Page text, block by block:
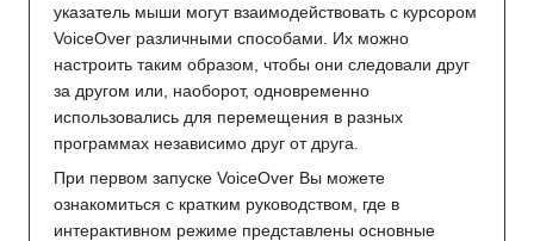
указатель мыши могут взаимодействовать с курсором
VoiceOver различными способами. Их можно
настроить таким образом, чтобы они следовали друг
за другом или, наоборот, одновременно
использовались для перемещения в разных
программах независимо друг от друга.
При первом запуске VoiceOver Вы можете
ознакомиться с кратким руководством, где в
интерактивном режиме представлены основные